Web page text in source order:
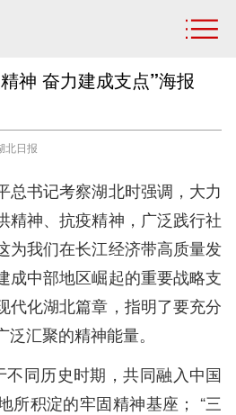
神 奋力建成支点”海报
北日报
总书记考察湖北时强调，大力
精神、抗疫精神，广泛践行社
为我们在长江经济带高质量发
成中部地区崛起的重要战略支
代化湖北篇章，指明了要充分
汇聚的精神能量。
不同历史时期，共同融入中国
所积淀的牢固精神基座； “三